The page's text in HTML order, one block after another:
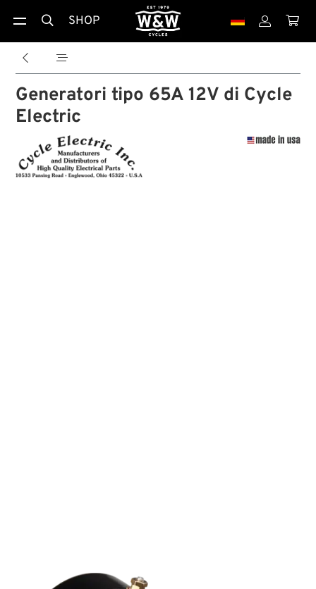
 SHOP  
 
Generatori tipo 65A 12V di Cycle
Electric